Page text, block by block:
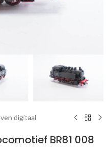
digitaal
BR81 008